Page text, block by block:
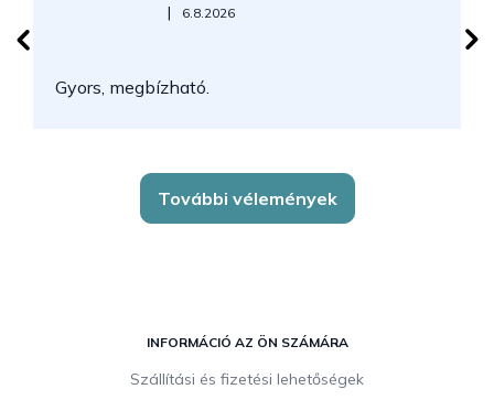
Az áruház értékelése 5-ből 5 csillag.
| 6.8.2026
Gyors, megbízható.
További vélemények
INFORMÁCIÓ AZ ÖN SZÁMÁRA
Szállítási és fizetési lehetőségek